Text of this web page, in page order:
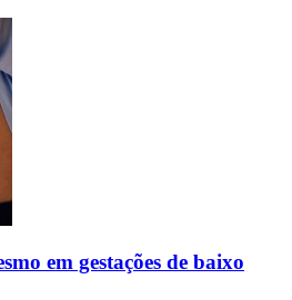
em gestações de baixo